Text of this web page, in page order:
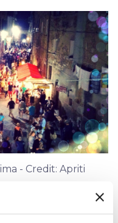
- Credit: Apriti